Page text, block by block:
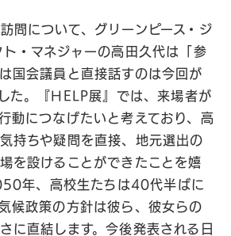
問について、グリーンピース・ジ
・マネジャーの高田久代は「参
国会議員と直接話すのは今回が
た。『HELP展』では、来場者が
動につなげたいと考えており、高
持ちや疑問を直接、地元選出の
を設けることができたことを嬉
年、高校生たちは40代半ばに
候政策の方針は彼ら、彼女らの
に直結します。今後発表される日